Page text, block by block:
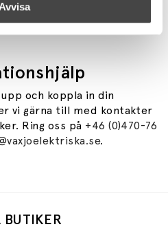
Avvisa
och koppla in din
vi gärna till med kontakter
Ring oss på +46 (0)470-76
.
BUTIKER